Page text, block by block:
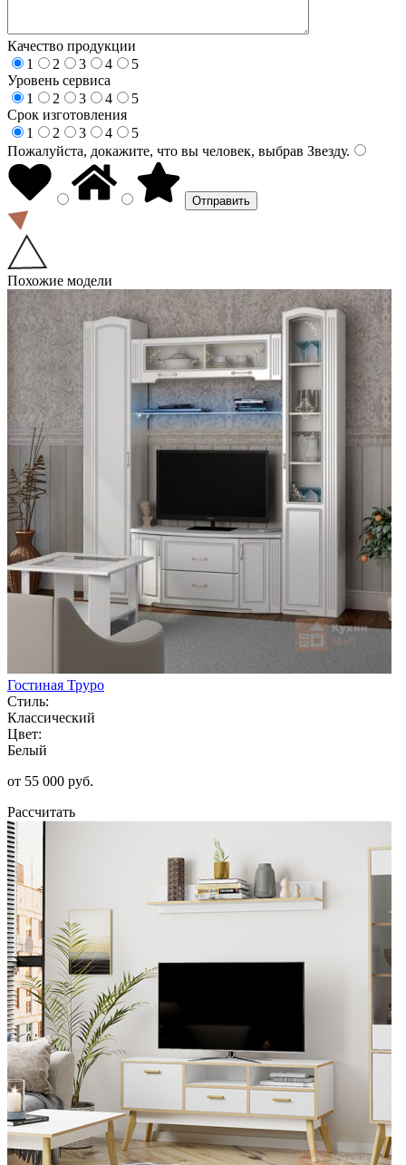
Качество продукции
1
2 3 4
5
Уровень сервиса
1
2 3 4
5
Срок изготовления
1
2 3 4
5
Пожалуйста, докажите, что вы человек, выбрав Звезду.
Похожие модели
Гостиная Труро
Стиль:
Классический
Цвет:
Белый
от 55 000 руб.
Рассчитать